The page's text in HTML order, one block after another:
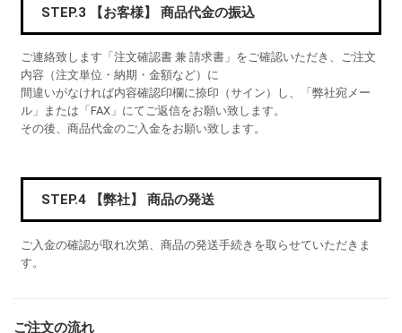
STEP.3 【お客様】 商品代金の振込
ご連絡致します「注文確認書 兼 請求書」をご確認いただき、ご注文
内容（注文単位・納期・金額など）に
間違いがなければ内容確認印欄に捺印（サイン）し、「弊社宛メー
ル」または「FAX」にてご返信をお願い致します。
その後、商品代金のご入金をお願い致します。
STEP.4 【弊社】 商品の発送
ご入金の確認が取れ次第、商品の発送手続きを取らせていただきま
す。
ご注文の流れ